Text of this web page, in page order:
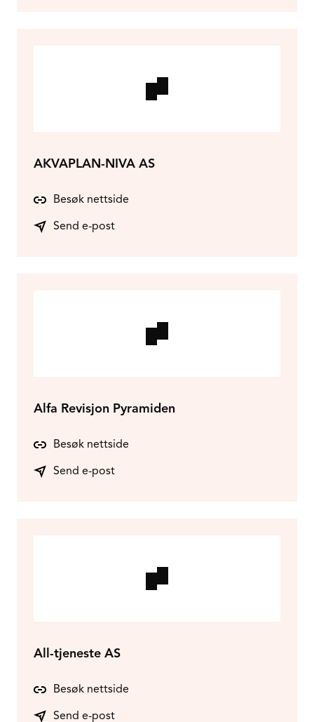
AKVAPLAN-NIVA AS
Besøk nettside
Send e-post
Alfa Revisjon Pyramiden
Besøk nettside
Send e-post
All-tjeneste AS
Besøk nettside
Send e-post